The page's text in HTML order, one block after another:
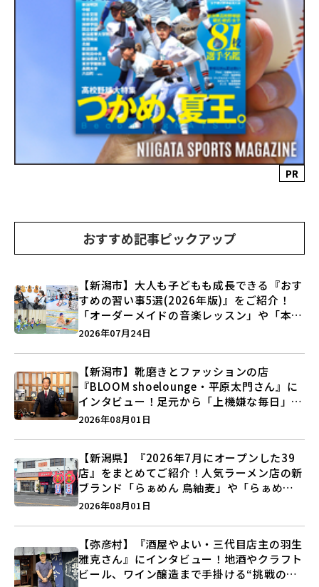
PR
おすすめ記事ピックアップ
【新潟市】大人も子どもも成長できる『おす
すめの習い事5選(2026年版)』をご紹介！
「オーダーメイドの音楽レッスン」や「本格
キックボクシング」で新しい自分を見つけよ
2026年07月24日
【新潟市】靴磨きとファッションの店
『BLOOM shoelounge・平原太門さん』に
インタビュー！足元から「上機嫌な毎日」を
つくる装いの提案とは？
2026年08月01日
【新潟県】『2026年7月にオープンした39
店』をまとめてご紹介！人気ラーメン店の新
ブランド「らぁめん 鳥紬麦」や「らぁめん
しょうがの空」など盛りだくさん♪
2026年08月01日
【弥彦村】『酒屋やよい・三代目店主の羽生
雅克さん』にインタビュー！地酒やクラフト
ビール、ワイン醸造まで手掛ける“挑戦の歴